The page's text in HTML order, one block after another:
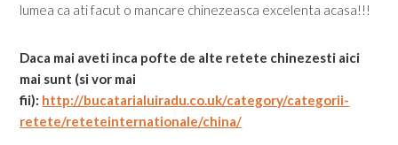
lumea ca ati facut o mancare chinezeasca excelenta acasa!!!
Daca mai aveti inca pofte de alte retete chinezesti aici
mai sunt (si vor mai
fii): http://bucatarialuiradu.co.uk/category/categorii-
retete/reteteinternationale/china/